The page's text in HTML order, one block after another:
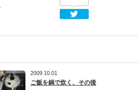
2009 10.01
ご飯を鍋で炊く、その後